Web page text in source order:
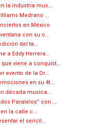
la industria mus...
Medrano ...
en México
con su c...
del ta...
a Eddy Herrera...
viene a conquist...
evento de la Dr...
en su 4t...
década musica...
Paralelos” con ...
en la calle c...
el sencil...